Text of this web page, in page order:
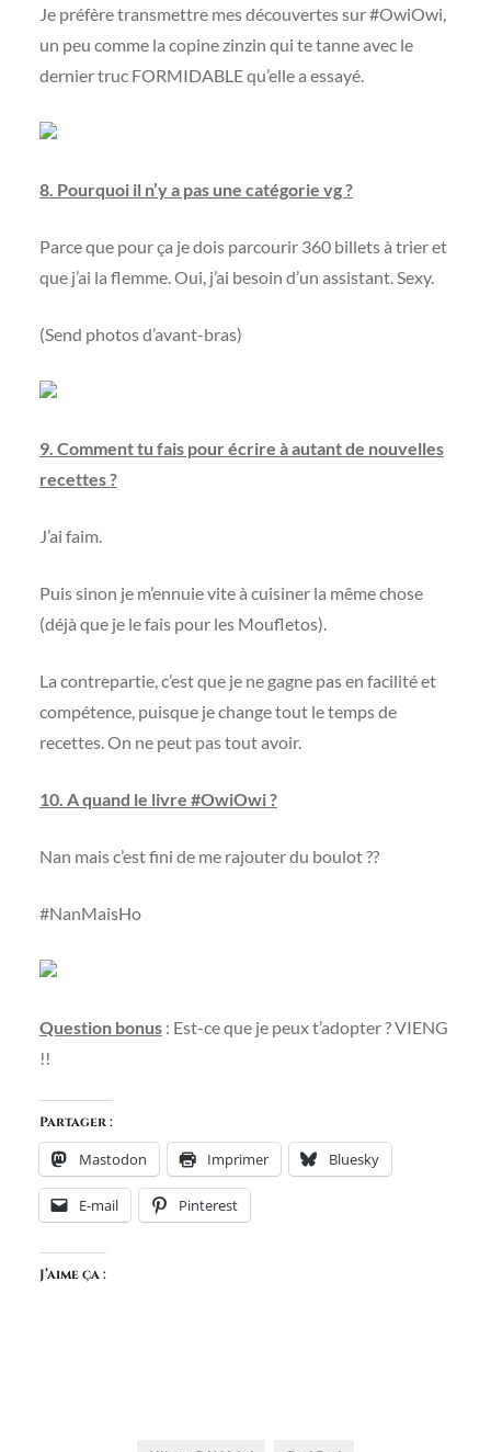
Je préfère transmettre mes découvertes sur #OwiOwi,
un peu comme la copine zinzin qui te tanne avec le
dernier truc FORMIDABLE qu’elle a essayé.
8. Pourquoi il n’y a pas une catégorie vg ?
Parce que pour ça je dois parcourir 360 billets à trier et
que j’ai la flemme. Oui, j’ai besoin d’un assistant. Sexy.
(Send photos d’avant-bras)
9. Comment tu fais pour écrire à autant de nouvelles
recettes ?
J’ai faim.
Puis sinon je m’ennuie vite à cuisiner la même chose
(déjà que je le fais pour les Moufletos).
La contrepartie, c’est que je ne gagne pas en facilité et
compétence, puisque je change tout le temps de
recettes. On ne peut pas tout avoir.
10. A quand le livre #OwiOwi ?
Nan mais c’est fini de me rajouter du boulot ??
#NanMaisHo
Question bonus: Est-ce que je peux t’adopter ? VIENG
!!
Partager :
Mastodon Imprimer Bluesky
E-mail Pinterest
J’aime ça :